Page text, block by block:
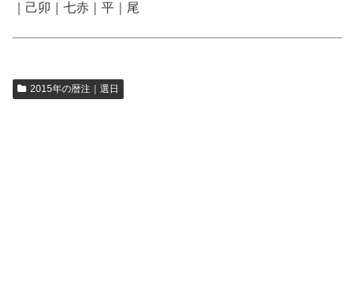
｜己卯｜七赤｜平｜尾
2015年の暦注｜選日